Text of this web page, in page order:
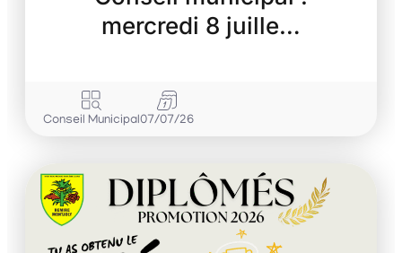
mercredi 8 juille…
Conseil Municipal07/07/26